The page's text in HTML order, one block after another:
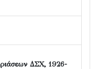
ΔΣΧ, 1926-